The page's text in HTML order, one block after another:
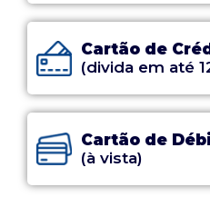
Cartão de
(divida em até
Cartão de
(à vista)